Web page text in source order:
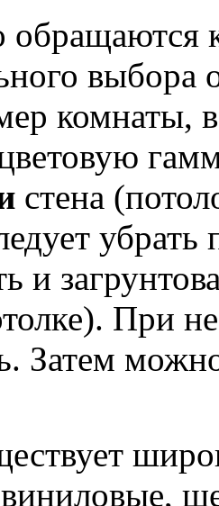
обращаются
выбора
комнаты,
стена
и
При
Затем